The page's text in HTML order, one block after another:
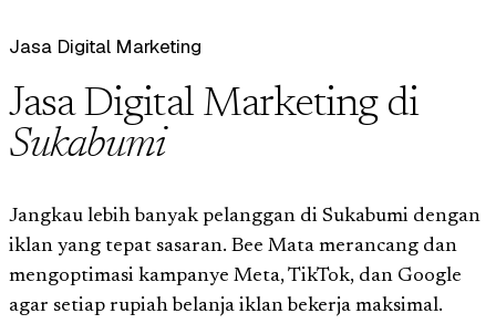
Jasa Digital Marketing
Jasa Digital Marketing di
Sukabumi
Jangkau lebih banyak pelanggan di Sukabumi dengan
iklan yang tepat sasaran. Bee Mata merancang dan
mengoptimasi kampanye Meta, TikTok, dan Google
agar setiap rupiah belanja iklan bekerja maksimal.